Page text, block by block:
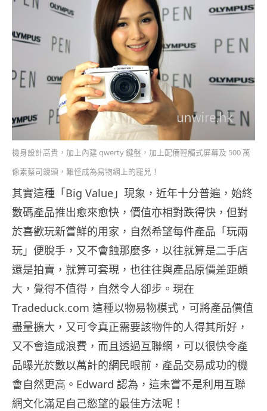
機身設計高貴，加上內建 qwerty 鍵盤，加上配備輕觸式屏幕及 500 萬
像素蔡司鏡頭，難怪成為易物網上的寵兒！
其實這種「Big Value」現象，近年十分普遍，始終
數碼產品推出愈來愈快，價值亦相對跌得快，但對
於喜歡玩新嘗鮮的用家，自然希望每件產品「玩兩
玩」便脫手，又不會蝕那麼多，以往就算是二手店
還是拍賣，就算可套現，也往往與產品原價差距頗
大，覺得不值得，自然令人卻步。現在
Tradeduck.com 這種以物易物模式，可將產品價值
盡量擴大，又可令真正需要該物件的人得其所好，
又不會造成浪費，而且透過互聯網，可以很快令產
品曝光於數以萬計的網民眼前，產品交易成功的機
會自然更高。Edward 認為，這未嘗不是利用互聯
網文化滿足自己慾望的最佳方法呢！